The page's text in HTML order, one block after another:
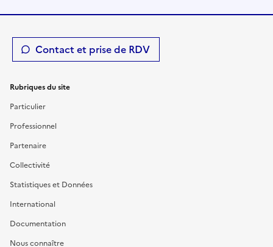
Contact et prise de RDV
Rubriques du site
Particulier
Professionnel
Partenaire
Collectivité
Statistiques et Données
International
Documentation
Nous connaître